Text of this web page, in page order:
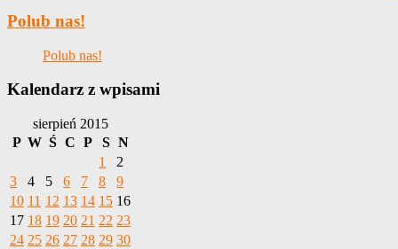
Polub nas!
Polub nas!
Kalendarz z wpisami
sierpień 2015
P W Ś C P S N
1
2
3
4 5 6 7 8
9
10 11 12 13 14 15 16
17 18 19 20 21 22 23
24 25 26 27 28 29 30